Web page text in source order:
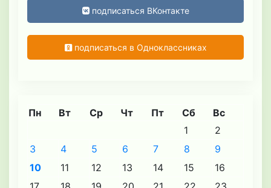
подписаться ВКонтакте
подписаться в Одноклассниках
Пн Вт Ср Чт Пт Сб Вс
1
2
3
4 5 6 7 8
9
10
11 12 13 14 15
16